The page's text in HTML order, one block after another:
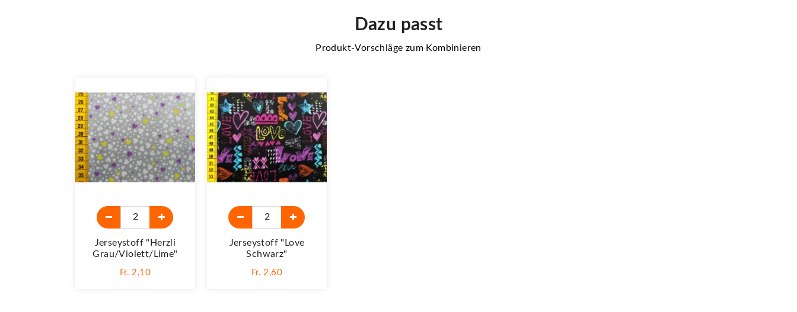
Dazu passt
Produkt-Vorschläge zum Kombinieren
Jerseystoff "Herzli
Grau/violett/lime"
Fr. 2,10
Jerseystoff "Love
Schwarz"
Fr. 2,60